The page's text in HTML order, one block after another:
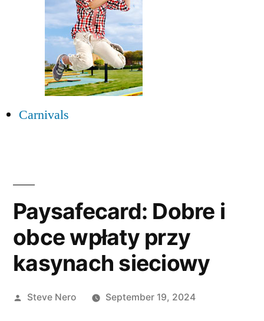
Carnivals
Paysafecard: Dobre i
obce wpłaty przy
kasynach sieciowy
Steve Nero September 19, 2024